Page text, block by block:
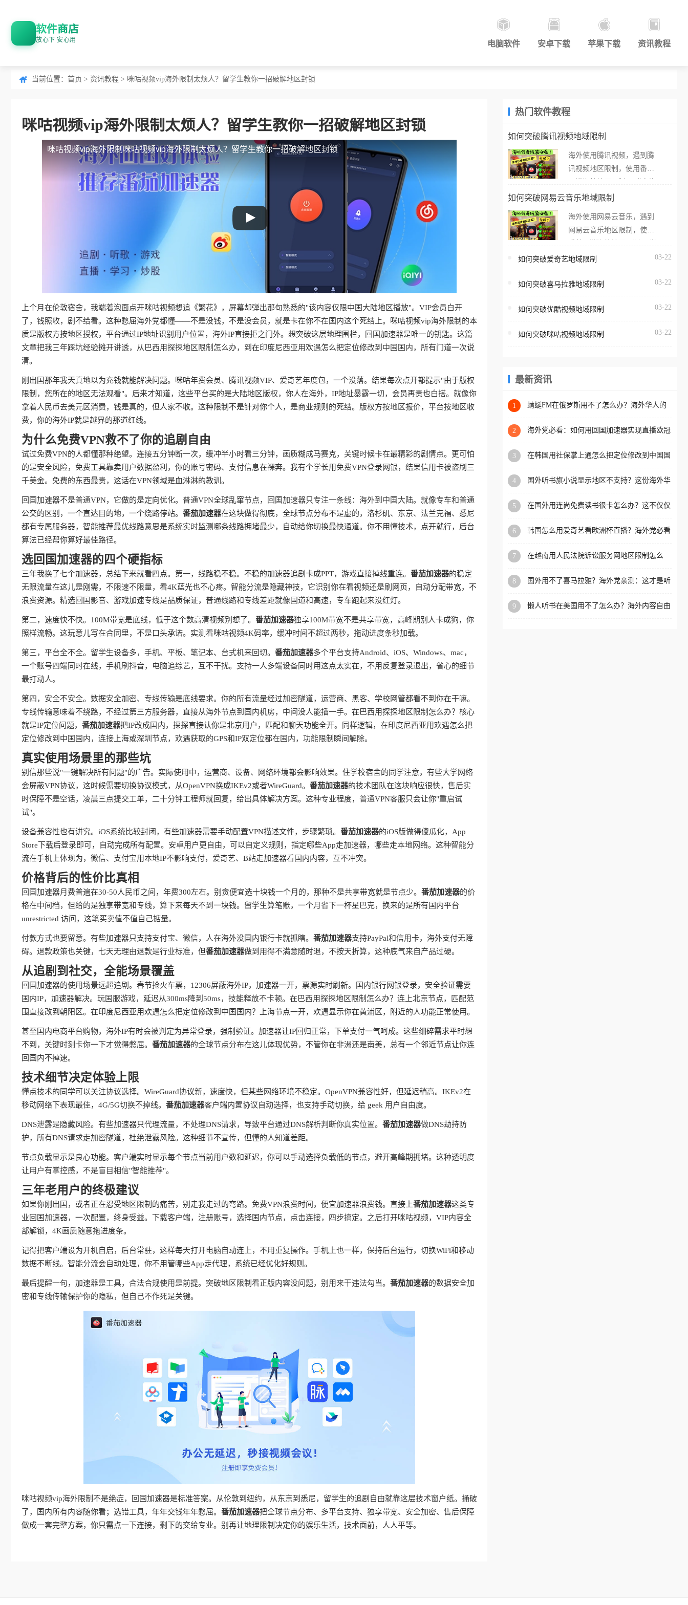
软件商店
放心下 安心用 电脑软件 安卓下载 苹果下载 资讯教程
当前位置： 首页 > 资讯教程 > 咪咕视频vip海外限制太烦人？留学生教你一招破解地区封锁
咪咕视频vip海外限制太烦人？留学生教你一招破解地区封锁
咪咕视频vip海外限制咪咕视频vip海外限制太烦人？留学生教你一招破解地区封锁
上个月在伦敦宿舍，我端着泡面点开咪咕视频想追《繁花》，屏幕却弹出那句熟悉的"该内容仅限中国大陆地区播放"。VIP会员白开
了，钱照收，剧不给看。这种憋屈海外党都懂——不是没钱，不是没会员，就是卡在你不在国内这个死结上。咪咕视频vip海外限制的本
质是版权方按地区授权，平台通过IP地址识别用户位置，海外IP直接拒之门外。想突破这层地理围栏，回国加速器是唯一的钥匙。这篇
文章把我三年踩坑经验摊开讲透，从巴西用探探地区限制怎么办，到在印度尼西亚用欢遇怎么把定位修改到中国国内，所有门道一次说
清。
刚出国那年我天真地以为充钱就能解决问题。咪咕年费会员、腾讯视频VIP、爱奇艺年度包，一个没落。结果每次点开都提示"由于版权
限制，您所在的地区无法观看"。后来才知道，这些平台买的是大陆地区版权，你人在海外，IP地址暴露一切，会员再贵也白搭。就像你
拿着人民币去美元区消费，钱是真的，但人家不收。这种限制不是针对你个人，是商业规则的死结。版权方按地区报价，平台按地区收
费，你的海外IP就是越界的那道红线。
为什么免费VPN救不了你的追剧自由
试过免费VPN的人都懂那种绝望。连接五分钟断一次，缓冲半小时看三分钟，画质糊成马赛克，关键时候卡在最精彩的剧情点。更可怕
的是安全风险，免费工具靠卖用户数据盈利，你的账号密码、支付信息在裸奔。我有个学长用免费VPN登录网银，结果信用卡被盗刷三
千美金。免费的东西最贵，这话在VPN领域是血淋淋的教训。
回国加速器不是普通VPN，它做的是定向优化。普通VPN全球乱窜节点，回国加速器只专注一条线：海外到中国大陆。就像专车和普通
公交的区别，一个直达目的地，一个绕路停站。 番茄加速器在这块做得彻底，全球节点分布不是虚的，洛杉矶、东京、法兰克福、悉尼
都有专属服务器，智能推荐最优线路意思是系统实时监测哪条线路拥堵最少，自动给你切换最快通道。你不用懂技术，点开就行，后台
算法已经帮你算好最佳路径。
选回国加速器的四个硬指标
三年我换了七个加速器，总结下来就看四点。第一，线路稳不稳。不稳的加速器追剧卡成PPT，游戏直接掉线重连。 番茄加速器的稳定
无限流量在这儿是刚需，不限速不限量，看4K蓝光也不心疼。智能分流是隐藏神技，它识别你在看视频还是刷网页，自动分配带宽，不
浪费资源。精选回国影音、游戏加速专线是品质保证，普通线路和专线差距就像国道和高速，专车跑起来没红灯。
第二，速度快不快。100M带宽是底线，低于这个数高清视频别想了。 番茄加速器独享100M带宽不是共享带宽，高峰期别人卡成狗，你
照样流畅。这玩意儿写在合同里，不是口头承诺。实测看咪咕视频4K码率，缓冲时间不超过两秒，拖动进度条秒加载。
第三，平台全不全。留学生设备多，手机、平板、笔记本、台式机来回切。 番茄加速器多个平台支持Android、iOS、Windows、mac，
一个账号四端同时在线，手机刷抖音，电脑追综艺，互不干扰。支持一人多端设备同时用这点太实在，不用反复登录退出，省心的细节
最打动人。
第四，安全不安全。数据安全加密、专线传输是底线要求。你的所有流量经过加密隧道，运营商、黑客、学校网管都看不到你在干嘛。
专线传输意味着不绕路，不经过第三方服务器，直接从海外节点到国内机房，中间没人能插一手。在巴西用探探地区限制怎么办？核心
就是IP定位问题， 番茄加速器把IP改成国内，探探直接认你是北京用户，匹配和聊天功能全开。同样逻辑，在印度尼西亚用欢遇怎么把
定位修改到中国国内，连接上海或深圳节点，欢遇获取的GPS和IP双定位都在国内，功能限制瞬间解除。
真实使用场景里的那些坑
别信那些说"一键解决所有问题"的广告。实际使用中，运营商、设备、网络环境都会影响效果。住学校宿舍的同学注意，有些大学网络
会屏蔽VPN协议，这时候需要切换协议模式，从OpenVPN换成IKEv2或者WireGuard。 番茄加速器的技术团队在这块响应很快，售后实
时保障不是空话，凌晨三点提交工单，二十分钟工程师就回复，给出具体解决方案。这种专业程度，普通VPN客服只会让你"重启试
试"。
设备兼容性也有讲究。iOS系统比较封闭，有些加速器需要手动配置VPN描述文件，步骤繁琐。 番茄加速器的iOS版做得傻瓜化，App
Store下载后登录即可，自动完成所有配置。安卓用户更自由，可以自定义规则，指定哪些App走加速器，哪些走本地网络。这种智能分
流在手机上体现为，微信、支付宝用本地IP不影响支付，爱奇艺、B站走加速器看国内内容，互不冲突。
价格背后的性价比真相
回国加速器月费普遍在30-50人民币之间，年费300左右。别贪便宜选十块钱一个月的，那种不是共享带宽就是节点少。 番茄加速器的价
格在中间档，但给的是独享带宽和专线，算下来每天不到一块钱。留学生算笔账，一个月省下一杯星巴克，换来的是所有国内平台
unrestricted 访问，这笔买卖值不值自己掂量。
付款方式也要留意。有些加速器只支持支付宝、微信，人在海外没国内银行卡就抓瞎。 番茄加速器支持PayPal和信用卡，海外支付无障
碍。退款政策也关键，七天无理由退款是行业标准，但番茄加速器做到用得不满意随时退，不按天折算，这种底气来自产品过硬。
从追剧到社交，全能场景覆盖
回国加速器的使用场景远超追剧。春节抢火车票，12306屏蔽海外IP，加速器一开，票源实时刷新。国内银行网银登录，安全验证需要
国内IP，加速器解决。玩国服游戏，延迟从300ms降到50ms，技能释放不卡顿。在巴西用探探地区限制怎么办？连上北京节点，匹配范
围直接改到朝阳区。在印度尼西亚用欢遇怎么把定位修改到中国国内？上海节点一开，欢遇显示你在黄浦区，附近的人功能正常使用。
甚至国内电商平台购物，海外IP有时会被判定为异常登录，强制验证。加速器让IP回归正常，下单支付一气呵成。这些细碎需求平时想
不到，关键时刻卡你一下才觉得憋屈。 番茄加速器的全球节点分布在这儿体现优势，不管你在非洲还是南美，总有一个邻近节点让你连
回国内不掉速。
技术细节决定体验上限
懂点技术的同学可以关注协议选择。WireGuard协议新，速度快，但某些网络环境不稳定。OpenVPN兼容性好，但延迟稍高。IKEv2在
移动网络下表现最佳，4G/5G切换不掉线。 番茄加速器客户端内置协议自动选择，也支持手动切换，给 geek 用户自由度。
DNS泄露是隐藏风险。有些加速器只代理流量，不处理DNS请求，导致平台通过DNS解析判断你真实位置。 番茄加速器做DNS劫持防
护，所有DNS请求走加密隧道，杜绝泄露风险。这种细节不宣传，但懂的人知道差距。
节点负载显示是良心功能。客户端实时显示每个节点当前用户数和延迟，你可以手动选择负载低的节点，避开高峰期拥堵。这种透明度
让用户有掌控感，不是盲目相信"智能推荐"。
三年老用户的终极建议
如果你刚出国，或者正在忍受地区限制的痛苦，别走我走过的弯路。免费VPN浪费时间，便宜加速器浪费钱。直接上番茄加速器这类专
业回国加速器，一次配置，终身受益。下载客户端，注册账号，选择国内节点，点击连接，四步搞定。之后打开咪咕视频，VIP内容全
部解锁，4K画质随意拖进度条。
记得把客户端设为开机自启，后台常驻，这样每天打开电脑自动连上，不用重复操作。手机上也一样，保持后台运行，切换WiFi和移动
数据不断线。智能分流会自动处理，你不用管哪些App走代理，系统已经优化好规则。
最后提醒一句，加速器是工具，合法合规使用是前提。突破地区限制看正版内容没问题，别用来干违法勾当。 番茄加速器的数据安全加
密和专线传输保护你的隐私，但自己不作死是关键。
咪咕视频vip海外限制不是绝症，回国加速器是标准答案。从伦敦到纽约，从东京到悉尼，留学生的追剧自由就靠这层技术窗户纸。捅破
了，国内所有内容随你看；选错工具，年年交钱年年憋屈。 番茄加速器把全球节点分布、多平台支持、独享带宽、安全加密、售后保障
做成一套完整方案，你只需点一下连接，剩下的交给专业。别再让地理限制决定你的娱乐生活，技术面前，人人平等。
热门软件教程
如何突破腾讯视频地域限制
海外使用腾讯视频，遇到腾
讯视频地区限制，使用番茄
外打开腾讯视频，却突然弹
地区无法播放”的提示语。
海外用户如香港、澳门、台
亚、欧洲等国家和地区时，
台一样，出现地区及版权限
地区播放。 遇到这个问题的
区工作、留学、定居等，都
权限制所困扰。
如何突破网易云音乐地域限制
海外使用网易云音乐，遇到
网易云音乐地区限制，使用
在海外打开网易云音乐，却
所在的地区无法播放”的提示
门、台湾、美国、加拿大、
区时，网易云音乐也会像其
回国加速器，即可解决「海
版权限制」的问题，无论人
国、加拿大、澳大利亚、欧
学、定居等，都可以使用，
扰。
如何突破爱奇艺地域限制 03-22
如何突破喜马拉雅地域限制 03-22
如何突破优酷视频地域限制 03-22
如何突破咪咕视频地域限制 03-22
最新资讯
1
蜻蜓FM在俄罗斯用不了怎么办？海外华人的
2
海外党必看：如何用回国加速器实现直播欧冠
3
在韩国用社保掌上通怎么把定位修改到中国国
4
国外听书旗小说显示地区不支持？这份海外华
5
在国外用连尚免费读书很卡怎么办？这不仅仅
6
韩国怎么用爱奇艺看欧洲杯直播？海外党必看
7
在越南用人民法院诉讼服务网地区限制怎么
8
国外用不了喜马拉雅？海外党亲测：这才是听
9
懒人听书在美国用不了怎么办？海外内容自由